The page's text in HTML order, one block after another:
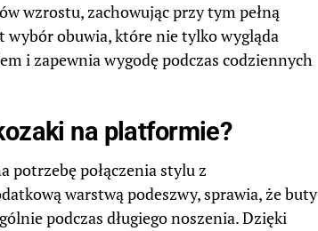
wzrostu, zachowując przy tym pełną
wybór obuwia, które nie tylko wygląda
i zapewnia wygodę podczas codziennych
na platformie?
potrzebę połączenia stylu z
warstwą podeszwy, sprawia, że buty
podczas długiego noszenia. Dzięki